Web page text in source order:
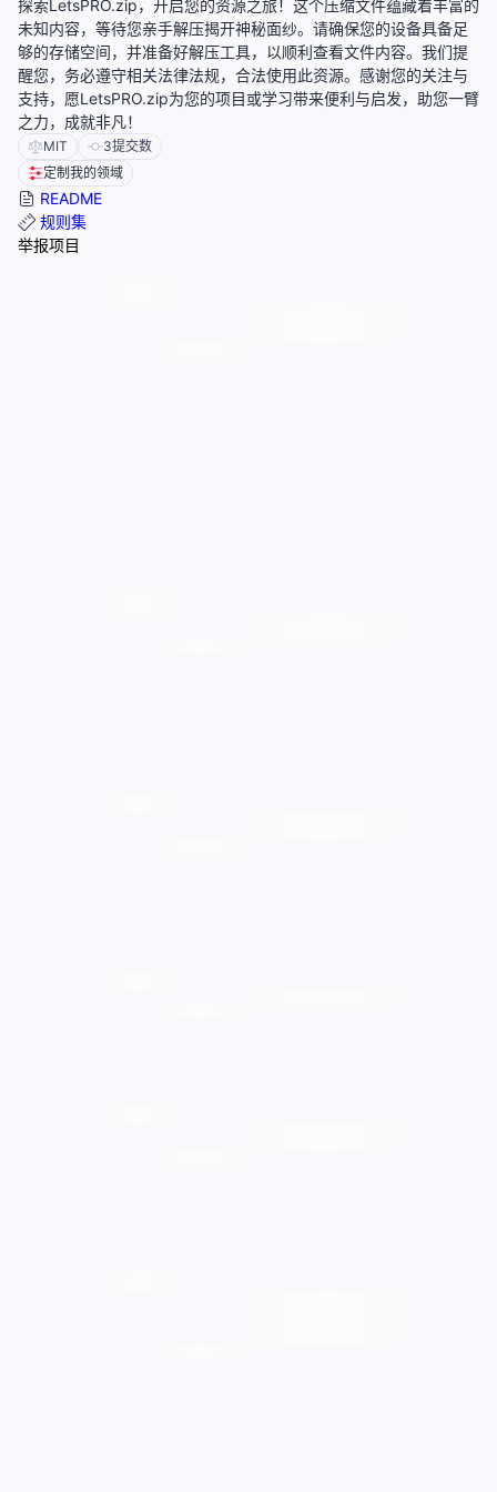
探索LetsPRO.zip，开启您的资源之旅！这个压缩文件蕴藏着丰富的
未知内容，等待您亲手解压揭开神秘面纱。请确保您的设备具备足
够的存储空间，并准备好解压工具，以顺利查看文件内容。我们提
醒您，务必遵守相关法律法规，合法使用此资源。感谢您的关注与
支持，愿LetsPRO.zip为您的项目或学习带来便利与启发，助您一臂
之力，成就非凡！
MIT 3提交数
定制我的领域
README
规则集
举报项目